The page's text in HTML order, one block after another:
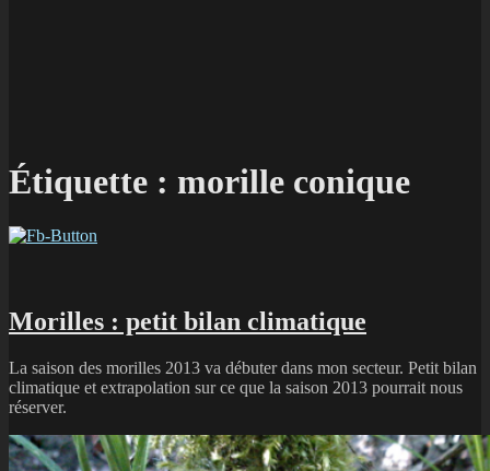
Étiquette : morille conique
Morilles : petit bilan climatique
La saison des morilles 2013 va débuter dans mon secteur. Petit bilan
climatique et extrapolation sur ce que la saison 2013 pourrait nous
réserver.